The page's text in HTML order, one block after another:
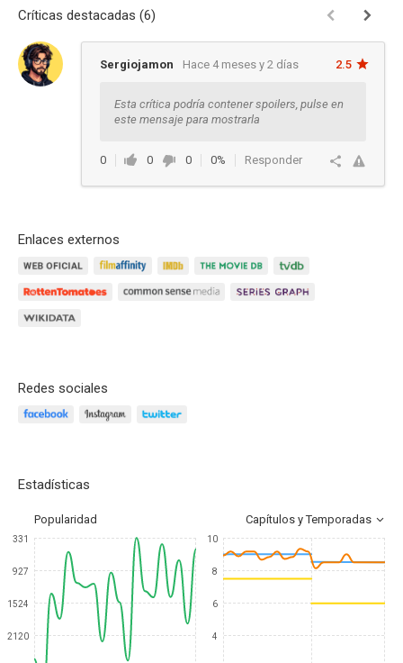
Críticas destacadas (6)
Sergiojamon Hace 4 meses y 2 días 2.5
Esta crítica podría contener spoilers, pulse en
este mensaje para mostrarla
0 0 0 0% Responder
Enlaces externos
Redes sociales
Estadísticas
Popularidad Capítulos y Temporadas
331
927
1524
2120
10
8
6
4